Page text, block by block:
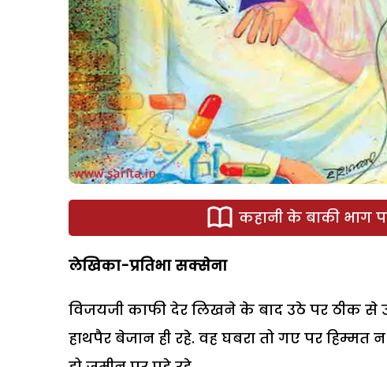
कहानी के बाकी भाग
लेखिका-प्रतिभा सक्सेना
विजयजी काफी देर लिखने के बाद उठे पर ठीक से
हाथपैर बेजान ही रहे. वह घबरा तो गए पर